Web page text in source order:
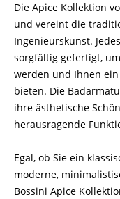
Die Apice Kollektion
und vereint die
Ingenieurskunst.
sorgfältig gefertigt,
werden und Ihnen
bieten. Die
ihre ästhetische
herausragende
Egal, ob Sie ein
moderne,
Bossini Apice